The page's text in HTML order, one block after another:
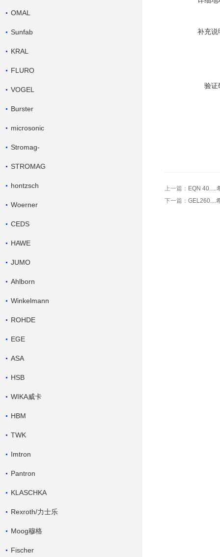
OMAL
Sunfab
KRAL
FLURO
VOGEL
Burster
microsonic
Stromag-
STROMAG
hontzsch
Woerner
CEDS
HAWE
JUMO
Ahlborn
Winkelmann
ROHDE
EGE
ASA
HSB
WIKA威卡
HBM
TWK
Imtron
Pantron
KLASCHKA
Rexroth/力士乐
Moog穆格
Fischer
补充说
验证
上一篇： EQN 40.....
下一篇： GEL260....